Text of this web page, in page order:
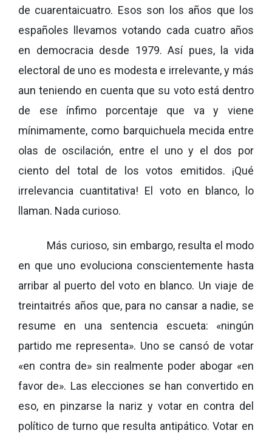
de cuarentaicuatro. Esos son los años que los
españoles llevamos votando cada cuatro años
en democracia desde 1979. Así pues, la vida
electoral de uno es modesta e irrelevante, y más
aun teniendo en cuenta que su voto está dentro
de ese ínfimo porcentaje que va y viene
mínimamente, como barquichuela mecida entre
olas de oscilación, entre el uno y el dos por
ciento del total de los votos emitidos. ¡Qué
irrelevancia cuantitativa! El voto en blanco, lo
llaman. Nada curioso.
Más curioso, sin embargo, resulta el modo
en que uno evoluciona conscientemente hasta
arribar al puerto del voto en blanco. Un viaje de
treintaitrés años que, para no cansar a nadie, se
resume en una sentencia escueta: «ningún
partido me representa». Uno se cansó de votar
«en contra de» sin realmente poder abogar «en
favor de». Las elecciones se han convertido en
eso, en pinzarse la nariz y votar en contra del
político de turno que resulta antipático. Votar en